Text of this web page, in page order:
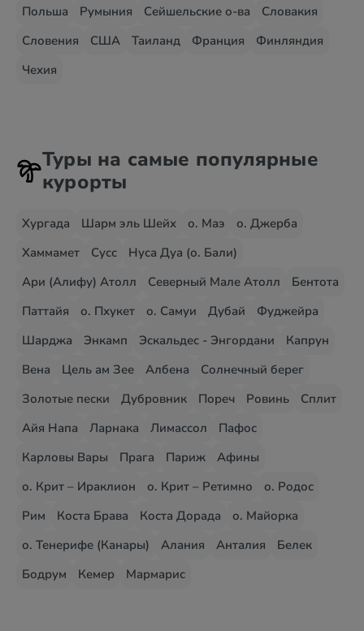
Польша Румыния Сейшельские о-ва
Словакия
Словения
США Таиланд Франция
Финляндия
Чехия
Туры на самые популярные
курорты
Хургада Шарм эль Шейх о. Маэ
о. Джерба
Хаммамет
Сусс
Нуса Дуа (о. Бали)
Ари (Алифу) Атолл
Северный Мале Атолл
Бентота
Паттайя
о. Пхукет о. Самуи Дубай
Фуджейра
Шарджа
Энкамп Эскальдес - Энгордани
Капрун
Вена
Цель ам Зее Албена
Солнечный берег
Золотые пески
Дубровник Пореч Ровинь
Сплит
Айя Напа
Ларнака Лимассол
Пафос
Карловы Вары
Прага Париж
Афины
о. Крит – Ираклион
о. Крит – Ретимно
о. Родос
Рим
Коста Брава Коста Дорада
о. Майорка
о. Тенерифе (Канары)
Алания Анталия
Белек
Бодрум
Кемер Мармарис